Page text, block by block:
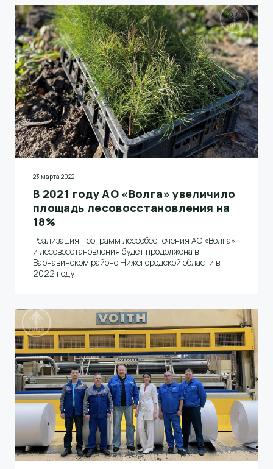
23 марта 2022
В 2021 году АО «Волга» увеличило
площадь лесовосстановления на
18%
Реализация программ лесообеспечения АО «Волга»
и лесовосстановления будет продолжена в
Варнавинском районе Нижегородской области в
2022 году